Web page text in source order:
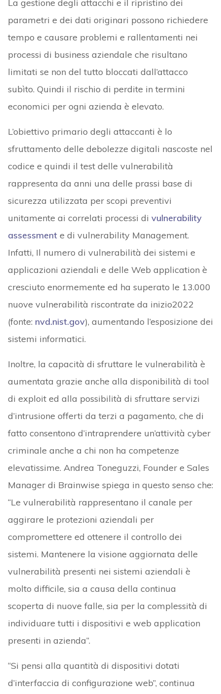
La gestione degli attacchi e il ripristino dei
parametri e dei dati originari possono richiedere
tempo e causare problemi e rallentamenti nei
processi di business aziendale che risultano
limitati se non del tutto bloccati dall’attacco
subìto. Quindi il rischio di perdite in termini
economici per ogni azienda è elevato.
L’obiettivo primario degli attaccanti è lo
sfruttamento delle debolezze digitali nascoste nel
codice e quindi il test delle vulnerabilità
rappresenta da anni una delle prassi base di
sicurezza utilizzata per scopi preventivi
unitamente ai correlati processi di vulnerability
assessmente di vulnerability Management.
Infatti, Il numero di vulnerabilità dei sistemi e
applicazioni aziendali e delle Web application è
cresciuto enormemente ed ha superato le 13.000
nuove vulnerabilità riscontrate da inizio2022
(fonte: nvd.nist.gov), aumentando l’esposizione dei
sistemi informatici.
Inoltre, la capacità di sfruttare le vulnerabilità è
aumentata grazie anche alla disponibilità di tool
di exploit ed alla possibilità di sfruttare servizi
d’intrusione offerti da terzi a pagamento, che di
fatto consentono d’intraprendere un’attività cyber
criminale anche a chi non ha competenze
elevatissime. Andrea Toneguzzi, Founder e Sales
Manager di Brainwise spiega in questo senso che:
“Le vulnerabilità rappresentano il canale per
aggirare le protezioni aziendali per
compromettere ed ottenere il controllo dei
sistemi. Mantenere la visione aggiornata delle
vulnerabilità presenti nei sistemi aziendali è
molto difficile, sia a causa della continua
scoperta di nuove falle, sia per la complessità di
individuare tutti i dispositivi e web application
presenti in azienda”.
“Si pensi alla quantità di dispositivi dotati
d’interfaccia di configurazione web”, continua